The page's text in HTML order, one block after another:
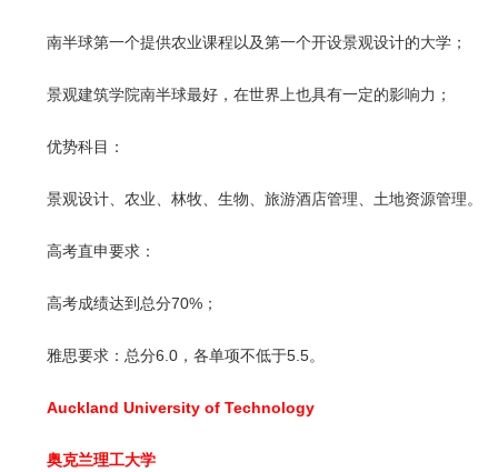
南半球第一个提供农业课程以及第一个开设景观设计的大学；
景观建筑学院南半球最好，在世界上也具有一定的影响力；
优势科目：
景观设计、农业、林牧、生物、旅游酒店管理、土地资源管理。
高考直申要求：
高考成绩达到总分70%；
雅思要求：总分6.0，各单项不低于5.5。
Auckland University of Technology
奥克兰理工大学